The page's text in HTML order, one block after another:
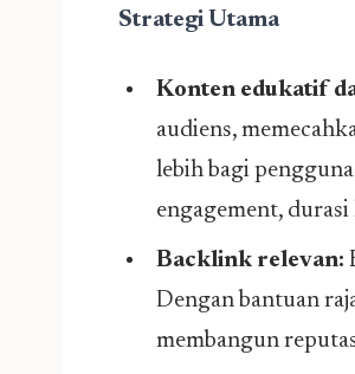
Strategi Utama
Konten edukatif
audiens,
lebih bagi
engagement,
Backlink relevan:
Dengan bantuan
membangun